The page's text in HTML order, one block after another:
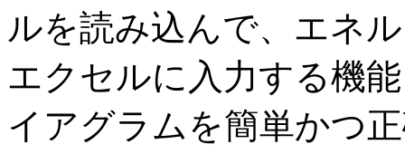
ルを読み込んで、エネ
エクセルに入力する機
イアグラムを簡単かつ